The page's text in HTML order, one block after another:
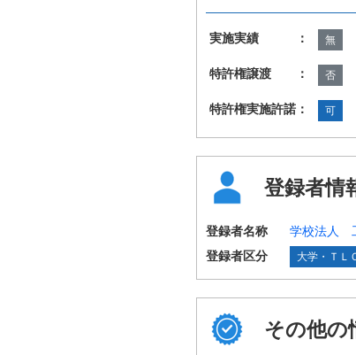
実施実績 ： 無
特許権譲渡 ： 否
特許権実施許諾： 可
登録者情
登録者名称
学校法人
登録者区分
大学・ＴＬ
その他の